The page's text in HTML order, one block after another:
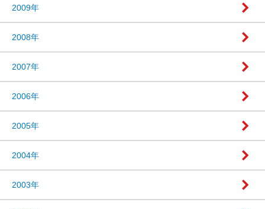
2009年
2008年
2007年
2006年
2005年
2004年
2003年